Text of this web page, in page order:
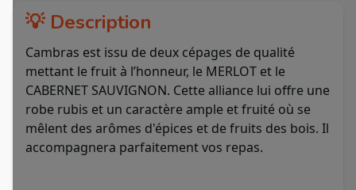
💡 Description
Cambras est issu de deux cépages de qualité
mettant le fruit à l’honneur, le MERLOT et le
CABERNET SAUVIGNON. Cette alliance lui offre une
robe rubis et un caractère ample et fruité où se
mêlent des arômes d'épices et de fruits des bois. Il
accompagnera parfaitement vos repas.